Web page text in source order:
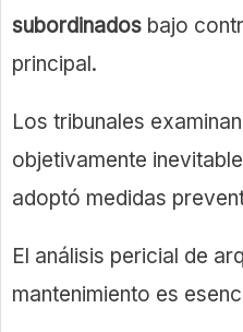
subordinados bajo
principal.
Los tribunales
objetivamente
adoptó medidas
El análisis pericial de
mantenimiento es